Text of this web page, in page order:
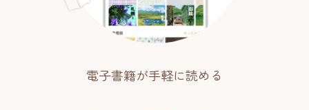
電子書籍が手軽に読める